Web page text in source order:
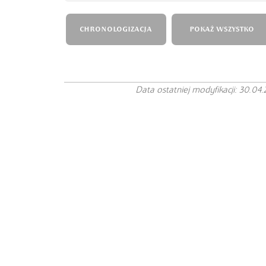
CHRONOLOGIZACJA POKAŻ WSZYSTKO
Data ostatniej modyfikacji: